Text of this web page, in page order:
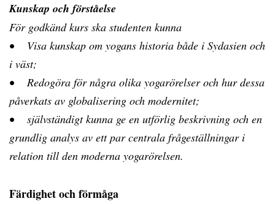
Kunskap och förståelse
För godkänd kurs ska studenten kunna
• Visa kunskap om yogans historia både i Sydasien och
i väst;
• Redogöra för några olika yogarörelser och hur dessa
påverkats av globalisering och modernitet;
• självständigt kunna ge en utförlig beskrivning och en
grundlig analys av ett par centrala frågeställningar i
relation till den moderna yogarörelsen.
Färdighet och förmåga